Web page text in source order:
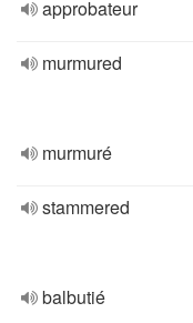
approbateur
murmured
murmuré
stammered
balbutié